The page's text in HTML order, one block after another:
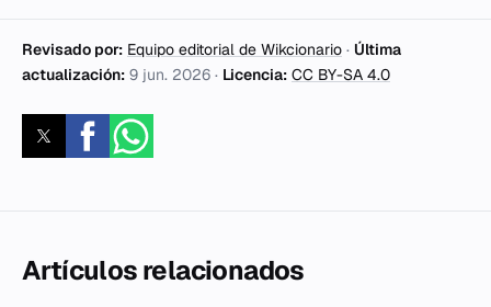
Revisado por: Equipo editorial de Wikcionario · Última
actualización: 9 jun. 2026 · Licencia: CC BY-SA 4.0
Artículos relacionados